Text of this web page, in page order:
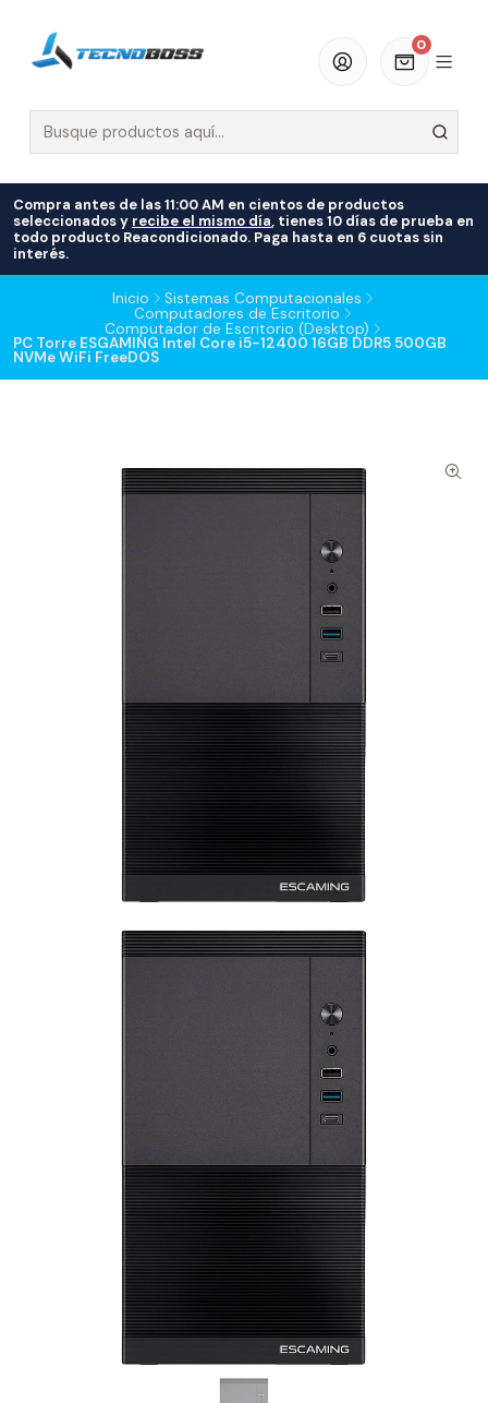
0
Compra antes de las 11:00 AM en cientos de productos
seleccionados y recibe el mismo día, tienes 10 días de prueba en
todo producto Reacondicionado. Paga hasta en 6 cuotas sin
interés.
Inicio
Sistemas Computacionales
Computadores de Escritorio
Computador de Escritorio (Desktop)
PC Torre ESGAMING Intel Core i5-12400 16GB DDR5 500GB
NVMe WiFi FreeDOS